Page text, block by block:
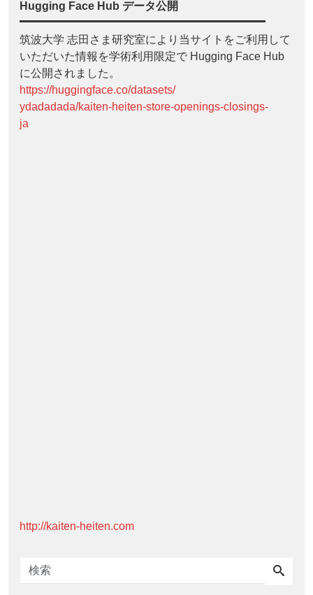
Hugging Face Hub データ公開
筑波大学 志田さま研究室により当サイトをご利用して
いただいた情報を学術利用限定で Hugging Face Hub
に公開されました。
https://huggingface.co/datasets/
ydadadada/kaiten-heiten-store-openings-closings-
ja
http://kaiten-heiten.com